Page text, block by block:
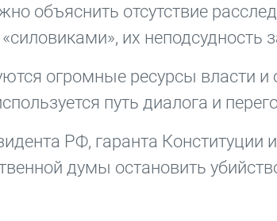
объяснить отсутствие
их неподсудность
огромные ресурсы власти
путь диалога и
РФ, гаранта Конституции
думы остановить